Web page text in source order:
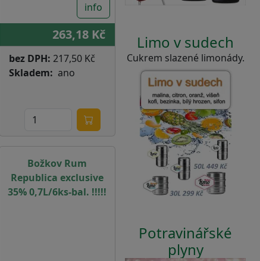
info
263,18 Kč
bez DPH: 217,50 Kč
Skladem
ano
Božkov Rum
Republica exclusive
35% 0,7L/6ks-bal. !!!!!
Limo v sudech
Cukrem slazené limonády.
Potravinářské
plyny